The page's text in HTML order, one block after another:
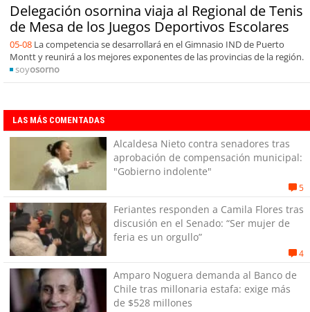
Delegación osornina viaja al Regional de Tenis
de Mesa de los Juegos Deportivos Escolares
05-08 La competencia se desarrollará en el Gimnasio IND de Puerto
Montt y reunirá a los mejores exponentes de las provincias de la región.
soyosorno
LAS MÁS COMENTADAS
Alcaldesa Nieto contra senadores tras
aprobación de compensación municipal:
"Gobierno indolente"
5
Feriantes responden a Camila Flores tras
discusión en el Senado: “Ser mujer de
feria es un orgullo”
4
Amparo Noguera demanda al Banco de
Chile tras millonaria estafa: exige más
de $528 millones